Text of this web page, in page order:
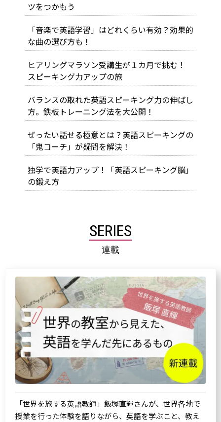
ツをつかもう
「音楽で英語学習」はどれくらい有効？効果的
な曲の選び方も！
ヒアリングマラソン受講生が１カ月で挑む！
スピーキング力アップの旅
バランスの取れた英語スピーキング力の伸ばし
方。鉄板トレーニング法を大公開！
ぜったい話せる極意とは？英語スピーキングの
「鬼コーチ」が疑問を解決！
独学で英語力アップ！「英語スピーキング脳」
の鍛え方
SERIES
連載
「世界を旅する英語教師」飯塚直輝さんが、世界各地で
授業を行った体験を語りながら、英語を学ぶこと、教え